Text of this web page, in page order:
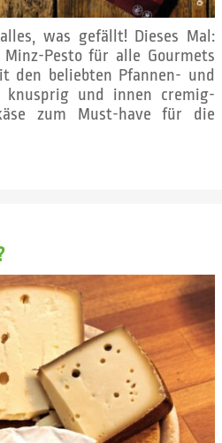
was gefällt! Dieses Mal:
Pesto für alle Gourmets
den beliebten Pfannen- und
knusprig und innen cremig-
zum Must-have für die